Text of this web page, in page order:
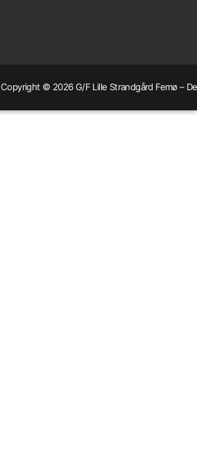
Copyright © 2026 G/F Lille Strandgård Femø –